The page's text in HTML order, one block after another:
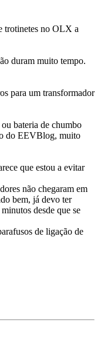
trotinetes no OLX a
duram muito tempo.
para um transformador
bateria de chumbo
do EEVBlog, muito
que estou a evitar
não chegaram em
bem, já devo ter
desde que se
de ligação de